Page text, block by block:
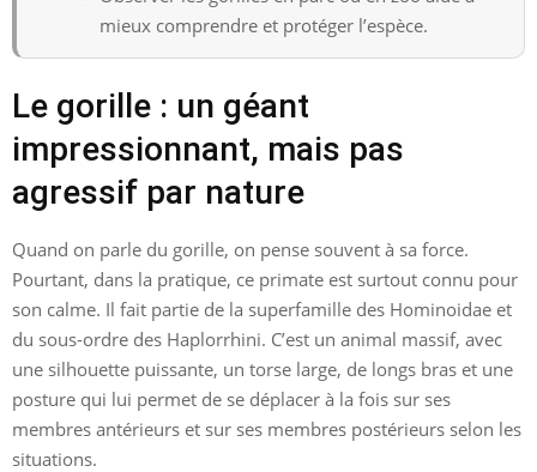
mieux comprendre et protéger l’espèce.
Le gorille : un géant
impressionnant, mais pas
agressif par nature
Quand on parle du gorille, on pense souvent à sa force.
Pourtant, dans la pratique, ce primate est surtout connu pour
son calme. Il fait partie de la superfamille des Hominoidae et
du sous-ordre des Haplorrhini. C’est un animal massif, avec
une silhouette puissante, un torse large, de longs bras et une
posture qui lui permet de se déplacer à la fois sur ses
membres antérieurs et sur ses membres postérieurs selon les
situations.